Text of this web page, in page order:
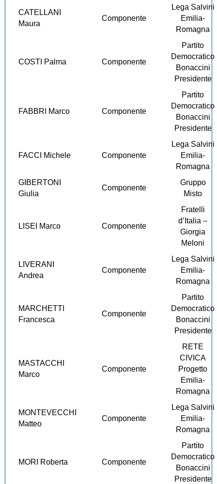
CATELLANI
Maura
Componente
Lega Salvini
Emilia-
Romagna
COSTI Palma Componente
Partito
Democratico
Bonaccini
Presidente
FABBRI Marco Componente
Partito
Democratico
Bonaccini
Presidente
FACCI Michele Componente
Lega Salvini
Emilia-
Romagna
GIBERTONI
Giulia
Componente
Gruppo
Misto
LISEI Marco Componente
Fratelli
d’Italia –
Giorgia
Meloni
LIVERANI
Andrea
Componente
Lega Salvini
Emilia-
Romagna
MARCHETTI
Francesca
Componente
Partito
Democratico
Bonaccini
Presidente
MASTACCHI
Marco
Componente
RETE
CIVICA
Progetto
Emilia-
Romagna
MONTEVECCHI
Matteo
Componente
Lega Salvini
Emilia-
Romagna
MORI Roberta Componente
Partito
Democratico
Bonaccini
Presidente